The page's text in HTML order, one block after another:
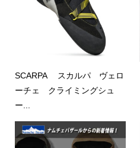
SCARPA スカルパ ヴェロ
ーチェ クライミングシュ
ー...